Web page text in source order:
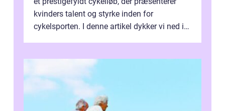
kvinders talent og styrke inden for
cykelsporten. I denne artikel dykker vi ned i